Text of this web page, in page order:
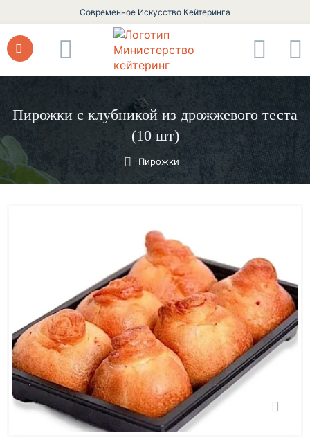
Современное Искусство Кейтеринга
Пирожки с клубникой из дрожжевого теста
(10 шт)
Пирожки